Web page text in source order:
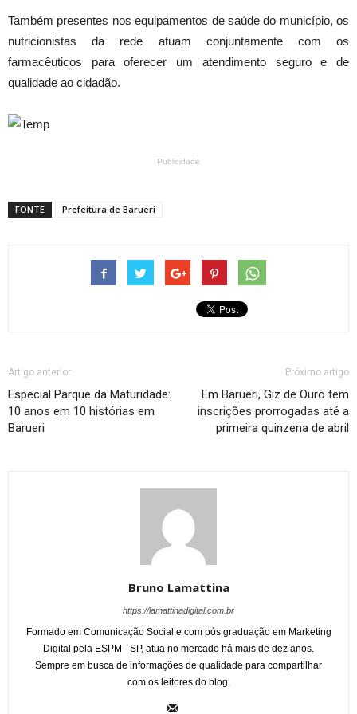
Também presentes nos equipamentos de saúde do município, os
nutricionistas da rede atuam conjuntamente com os
farmacêuticos para oferecer um atendimento seguro e de
qualidade ao cidadão.
Publicidade
FONTE Prefeitura de Barueri
Artigo anterior
Especial Parque da Maturidade:
10 anos em 10 histórias em
Barueri
Próximo artigo
Em Barueri, Giz de Ouro tem
inscrições prorrogadas até a
primeira quinzena de abril
Bruno Lamattina
https://lamattinadigital.com.br
Formado em Comunicação Social e com pós graduação em Marketing
Digital pela ESPM - SP, atua no mercado há mais de dez anos.
Sempre em busca de informações de qualidade para compartilhar
com os leitores do blog.